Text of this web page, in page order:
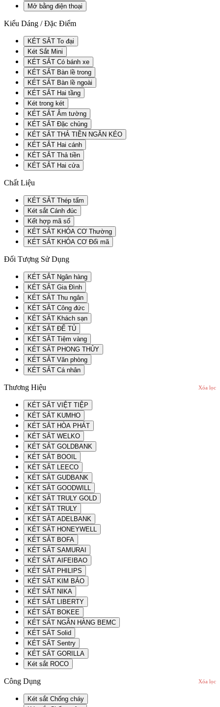
Mở bằng điện thoại
Kiểu Dáng / Đặc Điểm
KÉT SẮT To đại
Két Sắt Mini
KÉT SẮT Có bánh xe
KÉT SẮT Bàn lề trong
KÉT SẮT Bàn lề ngoài
KÉT SẮT Hai tầng
Két trong két
KÉT SẮT Âm tường
KÉT SẮT Đặc chủng
KÉT SẮT THẢ TIỀN NGĂN KÉO
KÉT SẮT Hai cánh
KÉT SẮT Thả tiền
KÉT SẮT Hai cửa
Chất Liệu
KÉT SẮT Thép tấm
Két sắt Cánh đúc
Kết hợp mã số
KÉT SẮT KHÓA CƠ Thường
KÉT SẮT KHÓA CƠ Đổi mã
Đối Tượng Sử Dụng
KÉT SẮT Ngân hàng
KÉT SẮT Gia Đình
KÉT SẮT Thu ngân
KÉT SẮT Công đức
KÉT SẮT Khách sạn
KÉT SẮT ĐỂ TỦ
KÉT SẮT Tiệm vàng
KÉT SẮT PHONG THỦY
KÉT SẮT Văn phòng
KÉT SẮT Cá nhân
Thương Hiệu Xóa lọc
KÉT SẮT VIỆT TIỆP
KÉT SẮT KUMHO
KÉT SẮT HÒA PHÁT
KÉT SẮT WELKO
KÉT SẮT GOLDBANK
KÉT SẮT BOOIL
KÉT SẮT LEECO
KÉT SẮT GUDBANK
KÉT SẮT GOODWILL
KÉT SẮT TRULY GOLD
KÉT SẮT TRULY
KÉT SẮT ADELBANK
KÉT SẮT HONEYWELL
KÉT SẮT BOFA
KÉT SẮT SAMURAI
KÉT SẮT AIFEIBAO
KÉT SẮT PHILIPS
KÉT SẮT KIM BẢO
KÉT SẮT NIKA
KÉT SẮT LIBERTY
KÉT SẮT BOKEE
KÉT SẮT NGÂN HÀNG BEMC
KÉT SẮT Solid
KÉT SẮT Sentry
KÉT SẮT GORILLA
Két sắt ROCO
Công Dụng Xóa lọc
Két sắt Chống cháy